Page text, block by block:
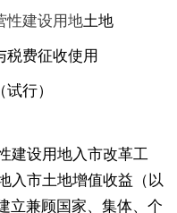
性建设用地土地
费征收使用
行）
设用地入市改革工
入市土地增值收益（以
立兼顾国家、集体、个